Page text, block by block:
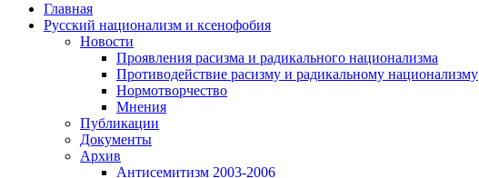
Главная
Русский национализм и ксенофобия
Новости
Проявления расизма и радикального национализма
Противодействие расизму и радикальному национализму
Нормотворчество
Мнения
Публикации
Документы
Архив
Антисемитизм 2003-2006